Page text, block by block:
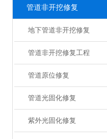
管道非开挖修复
地下管道非开挖修复
管道非开挖修复工程
管道原位修复
管道光固化修复
紫外光固化修复